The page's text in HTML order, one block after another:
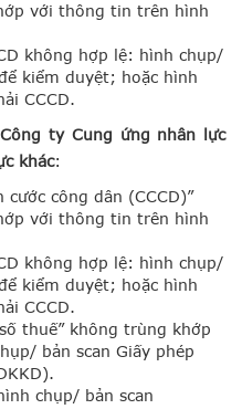
với thông tin trên hình
không hợp lệ: hình chụp/
kiểm duyệt; hoặc hình
CCCD.
Công ty Cung ứng nhân lực
khác:
cước công dân (CCCD)”
với thông tin trên hình
không hợp lệ: hình chụp/
kiểm duyệt; hoặc hình
CCCD.
thuế” không trùng khớp
bản scan Giấy phép
chụp/ bản scan